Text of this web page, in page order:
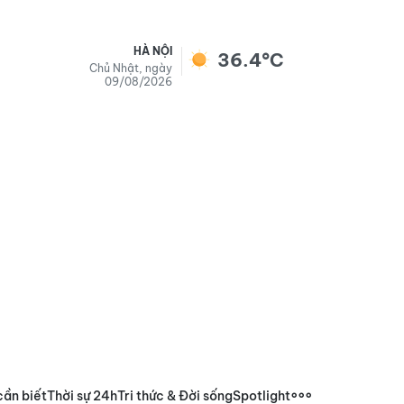
HÀ NỘI
Chủ Nhật, ngày
09/08/2026
36.4°C
biếtThời sự 24hTri thức & Đời sốngSpotlight